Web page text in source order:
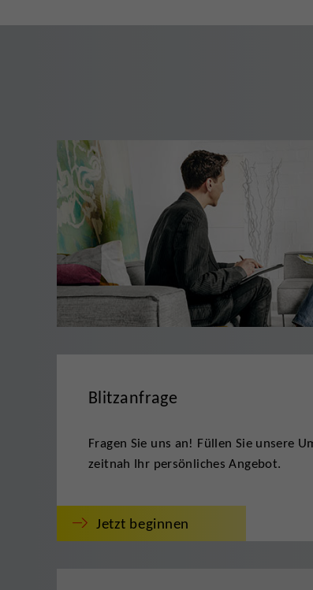
Blitzanfrage
Fragen Sie uns an! Füllen Sie unsere
zeitnah Ihr persönliches Angebot.
Jetzt beginnen